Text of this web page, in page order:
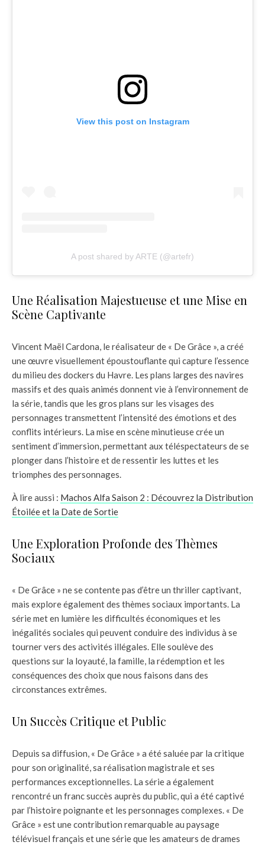
View this post on Instagram
A post shared by ARTE (@artefr)
Une Réalisation Majestueuse et une Mise en
Scène Captivante
Vincent Maël Cardona, le réalisateur de « De Grâce », a créé
une œuvre visuellement époustouflante qui capture l’essence
du milieu des dockers du Havre. Les plans larges des navires
massifs et des quais animés donnent vie à l’environnement de
la série, tandis que les gros plans sur les visages des
personnages transmettent l’intensité des émotions et des
conflits intérieurs. La mise en scène minutieuse crée un
sentiment d’immersion, permettant aux téléspectateurs de se
plonger dans l’histoire et de ressentir les luttes et les
triomphes des personnages.
À lire aussi : Machos Alfa Saison 2 : Découvrez la Distribution
Étoilée et la Date de Sortie
Une Exploration Profonde des Thèmes
Sociaux
« De Grâce » ne se contente pas d’être un thriller captivant,
mais explore également des thèmes sociaux importants. La
série met en lumière les difficultés économiques et les
inégalités sociales qui peuvent conduire des individus à se
tourner vers des activités illégales. Elle soulève des
questions sur la loyauté, la famille, la rédemption et les
conséquences des choix que nous faisons dans des
circonstances extrêmes.
Un Succès Critique et Public
Depuis sa diffusion, « De Grâce » a été saluée par la critique
pour son originalité, sa réalisation magistrale et ses
performances exceptionnelles. La série a également
rencontré un franc succès auprès du public, qui a été captivé
par l’histoire poignante et les personnages complexes. « De
Grâce » est une contribution remarquable au paysage
télévisuel français et une série que les amateurs de drames